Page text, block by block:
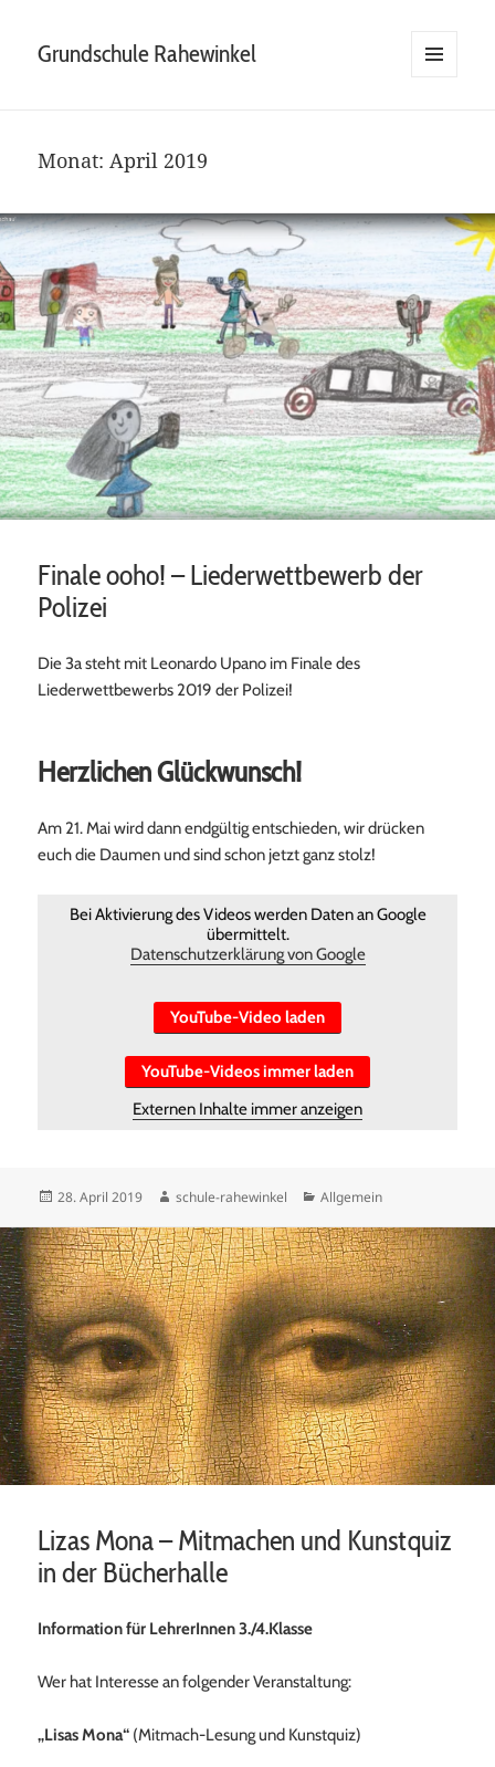
Grundschule Rahewinkel
Monat:April 2019
Finale ooho! – Liederwettbewerb der
Polizei
Die 3a steht mit Leonardo Upano im Finale des
Liederwettbewerbs 2019 der Polizei!
Herzlichen Glückwunsch!
Am 21. Mai wird dann endgültig entschieden, wir drücken
euch die Daumen und sind schon jetzt ganz stolz!
Bei Aktivierung des Videos werden Daten an Google
übermittelt.
Datenschutzerklärung von Google
YouTube-Video laden
YouTube-Videos immer laden
Externen Inhalte immer anzeigen
Veröffentlicht
28. April 2019 Autor
schule-rahewinkel Kategorien
Allgemein
Lizas Mona – Mitmachen und Kunstquiz
in der Bücherhalle
Information für LehrerInnen 3./4.Klasse
Wer hat Interesse an folgender Veranstaltung:
„Lisas Mona“ (Mitmach-Lesung und Kunstquiz)